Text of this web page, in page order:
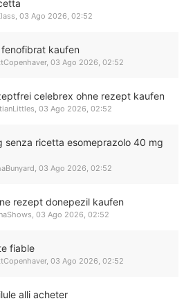
, 03 Ago 2026, 02:52
kaufen
, 03 Ago 2026, 02:52
celebrex ohne rezept kaufen
, 03 Ago 2026, 02:52
senza ricetta esomeprazolo 40 mg
, 03 Ago 2026, 02:52
rezept donepezil kaufen
, 03 Ago 2026, 02:52
fiable
, 03 Ago 2026, 02:52
alli acheter